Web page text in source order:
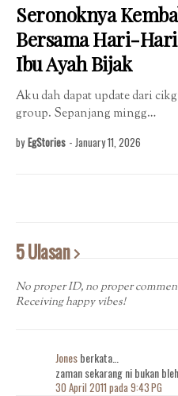
Seronoknya
Bersama Hari-
Ibu Ayah Bijak
Aku dah dapat update dari
group. Sepanjang mingg…
by EgStories - January 11, 2026
5 Ulasan
No proper ID, no proper
Receiving happy vibes!
Jonesberkata…
zaman sekarang ni bukan
30 April 2011 pada 9:43 PG